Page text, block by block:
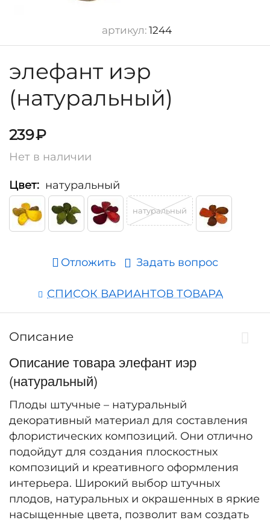
артикул: 1244
элефант иэр
(натуральный)
239₽
Нет в наличии
Цвет: натуральный
натуральный
Отложить Задать вопрос
СПИСОК ВАРИАНТОВ ТОВАРА
Описание
Описание товара элефант иэр
(натуральный)
Плоды штучные – натуральный
декоративный материал для составления
флористических композиций. Они отлично
подойдут для создания плоскостных
композиций и креативного оформления
интерьера. Широкий выбор штучных
плодов, натуральных и окрашенных в яркие
насыщенные цвета, позволит вам создать